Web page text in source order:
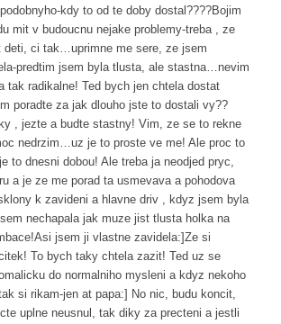
kdy to od te doby dostal????Bojim
mit v budoucnu nejake problemy-treba , ze
deti, ci tak…uprimne me sere, ze jsem
predtim jsem byla tlusta, ale stastna…nevim
tak radikalne! Ted bych jen chtela dostat
poradte za jak dlouho jste to dostali vy??
, jezte a budte stastny! Vim, ze se to rekne
nedrzim…uz je to proste ve me! Ale proc to
to dnesni dobou! Ale treba ja neodjed pryc,
a je ze me porad ta usmevava a pohodova
k zavideni a hlavne driv , kdyz jsem byla
nechapala jak muze jist tlusta holka na
jsem ji vlastne zavidela:]Ze si
To bych taky chtela zazit! Ted uz se
do normalniho mysleni a kdyz nekoho
si rikam-jen at papa:] No nic, budu koncit,
uplne neusnul, tak diky za precteni a jestli